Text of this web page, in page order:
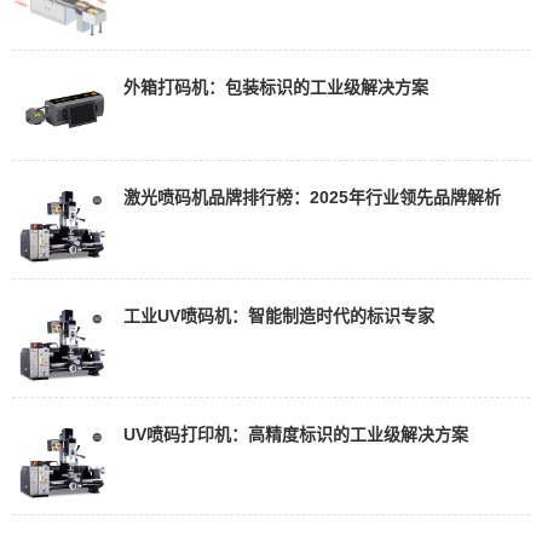
外箱打码机：包装标识的工业级解决方案
激光喷码机品牌排行榜：2025年行业领先品牌解析
工业UV喷码机：智能制造时代的标识专家
UV喷码打印机：高精度标识的工业级解决方案